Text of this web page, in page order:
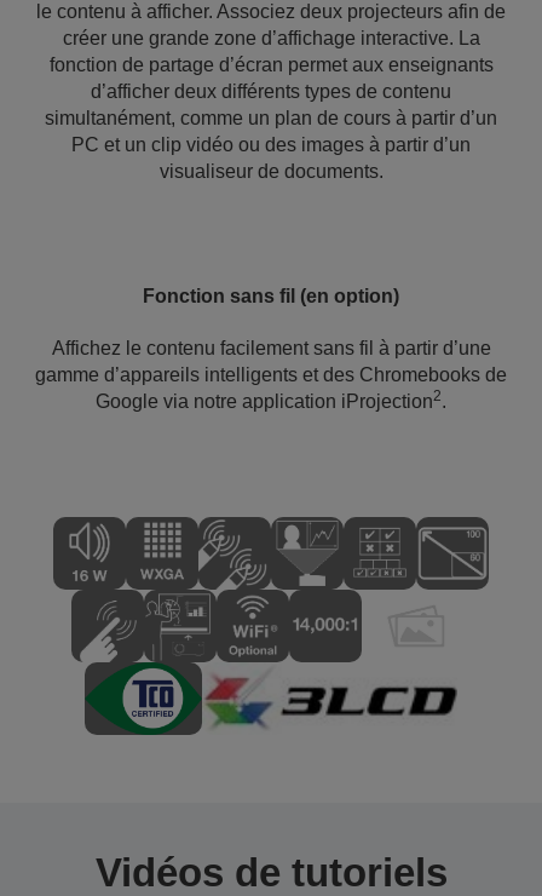
le contenu à afficher. Associez deux projecteurs afin de
créer une grande zone d’affichage interactive. La
fonction de partage d’écran permet aux enseignants
d’afficher deux différents types de contenu
simultanément, comme un plan de cours à partir d’un
PC et un clip vidéo ou des images à partir d’un
visualiseur de documents.
Fonction sans fil (en option)
Affichez le contenu facilement sans fil à partir d’une
gamme d’appareils intelligents et des Chromebooks de
Google via notre application iProjection2.
Vidéos de tutoriels